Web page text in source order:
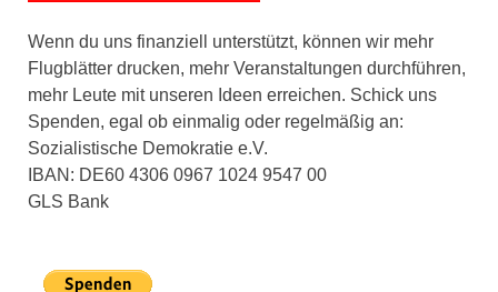
Wenn du uns finanziell unterstützt, können wir mehr
Flugblätter drucken, mehr Veranstaltungen durchführen,
mehr Leute mit unseren Ideen erreichen. Schick uns
Spenden, egal ob einmalig oder regelmäßig an:
Sozialistische Demokratie e.V.
IBAN: DE60 4306 0967 1024 9547 00
GLS Bank